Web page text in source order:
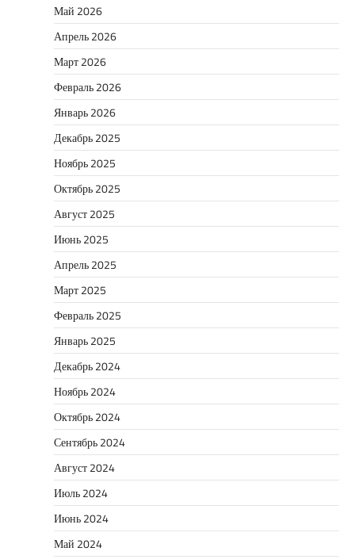
Май 2026
Апрель 2026
Март 2026
Февраль 2026
Январь 2026
Декабрь 2025
Ноябрь 2025
Октябрь 2025
Август 2025
Июнь 2025
Апрель 2025
Март 2025
Февраль 2025
Январь 2025
Декабрь 2024
Ноябрь 2024
Октябрь 2024
Сентябрь 2024
Август 2024
Июль 2024
Июнь 2024
Май 2024